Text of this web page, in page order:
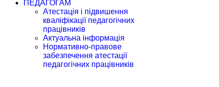
ПЕДАГОГАМ
Атестація і підвишення
кваліфікації педагогічних
працівників
Актуальна інформація
Нормативно-правове
забезпечення атестації
педагогічних працівників